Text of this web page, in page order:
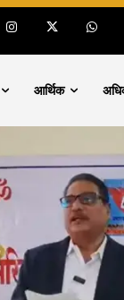
आर्थिक